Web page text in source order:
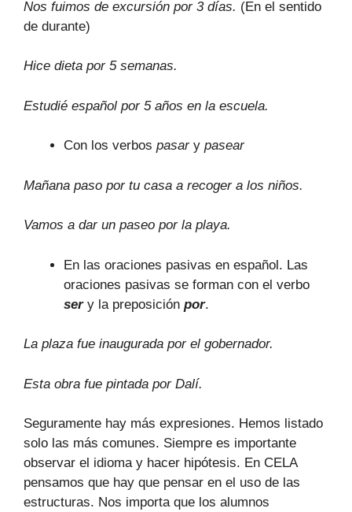
Nos fuimos de excursión por 3 días. (En el sentido
de durante)
Hice dieta por 5 semanas.
Estudié español por 5 años en la escuela.
Con los verbos pasary pasear
Mañana paso por tu casa a recoger a los niños.
Vamos a dar un paseo por la playa.
En las oraciones pasivas en español. Las
oraciones pasivas se forman con el verbo
sery la preposición por.
La plaza fue inaugurada por el gobernador.
Esta obra fue pintada por Dalí.
Seguramente hay más expresiones. Hemos listado
solo las más comunes. Siempre es importante
observar el idioma y hacer hipótesis. En CELA
pensamos que hay que pensar en el uso de las
estructuras. Nos importa que los alumnos